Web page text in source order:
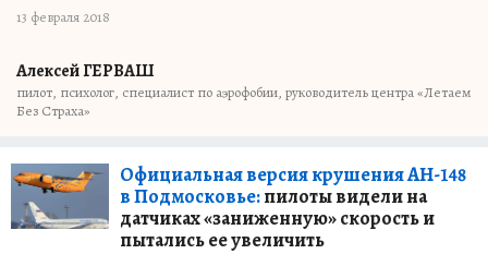
13 февраля 2018
Алексей ГЕРВАШ
пилот, психолог, специалист по аэрофобии, руководитель центра «Летаем
Без Страха»
Официальная версия крушения АН-148
в Подмосковье:пилоты видели на
датчиках «заниженную» скорость и
пытались ее увеличить